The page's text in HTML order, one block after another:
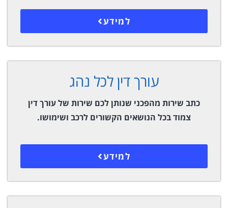
למידע
עורך דין לכל נהג
כתב שירות מהפכני שנותן לכם שירות של עורך דין
צמוד בכל הנושאים הקשורים לרכב ושימושו.
למידע